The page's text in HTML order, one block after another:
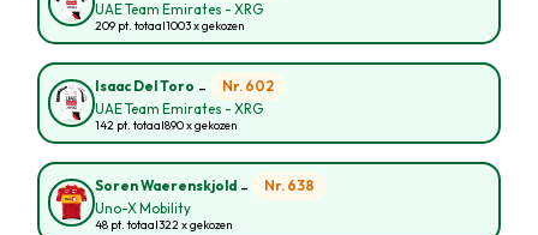
UAE Team Emirates - XRG
209 pt. totaal1003 x gekozen
Isaac Del Toro - Nr. 602
UAE Team Emirates - XRG
142 pt. totaal890 x gekozen
Soren Waerenskjold - Nr. 638
Uno-X Mobility
48 pt. totaal322 x gekozen